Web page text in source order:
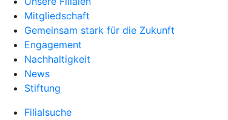
Mitgliedschaft
Gemeinsam stark für die Zukunft
Engagement
Nachhaltigkeit
News
Stiftung
Filialsuche